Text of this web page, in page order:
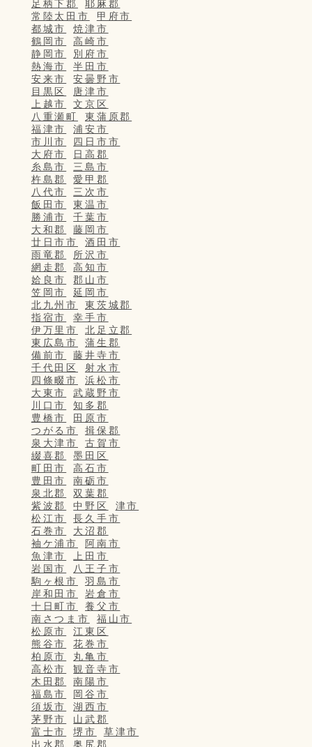
足柄下郡
耶麻郡
常陸太田市
甲府市
都城市
焼津市
鶴岡市
高崎市
静岡市
別府市
熱海市
半田市
安来市
安曇野市
目黒区
唐津市
上越市
文京区
八重瀬町
東蒲原郡
福津市
浦安市
市川市
四日市市
大府市
日高郡
糸島市
三島市
杵島郡
愛甲郡
八代市
三次市
飯田市
東温市
勝浦市
千葉市
大和郡
藤岡市
廿日市市
酒田市
雨竜郡
所沢市
網走郡
高知市
姶良市
郡山市
笠岡市
延岡市
北九州市
東茨城郡
指宿市
幸手市
伊万里市
北足立郡
東広島市
蒲生郡
備前市
藤井寺市
千代田区
射水市
四條畷市
浜松市
大東市
武蔵野市
川口市
知多郡
豊橋市
田原市
つがる市
揖保郡
泉大津市
古賀市
綴喜郡
墨田区
町田市
高石市
豊田市
南砺市
泉北郡
双葉郡
紫波郡
中野区
津市
松江市
長久手市
石巻市
大沼郡
袖ケ浦市
阿南市
魚津市
上田市
岩国市
八王子市
駒ヶ根市
羽島市
岸和田市
岩倉市
十日町市
養父市
南さつま市
福山市
松原市
江東区
熊谷市
花巻市
柏原市
丸亀市
高松市
観音寺市
木田郡
南陽市
福島市
岡谷市
須坂市
湖西市
茅野市
山武郡
富士市
堺市
草津市
出水郡
奥尻郡